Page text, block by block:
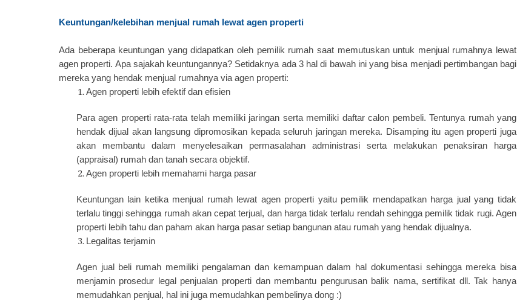
Keuntungan/kelebihan menjual rumah lewat agen properti
Ada beberapa keuntungan yang didapatkan oleh pemilik rumah saat memutuskan untuk menjual rumahnya lewat
agen properti. Apa sajakah keuntungannya? Setidaknya ada 3 hal di bawah ini yang bisa menjadi pertimbangan bagi
mereka yang hendak menjual rumahnya via agen properti:
Agen properti lebih efektif dan efisien
Para agen properti rata-rata telah memiliki jaringan serta memiliki daftar calon pembeli. Tentunya rumah yang
hendak dijual akan langsung dipromosikan kepada seluruh jaringan mereka. Disamping itu agen properti juga
akan membantu dalam menyelesaikan permasalahan administrasi serta melakukan penaksiran harga
(appraisal) rumah dan tanah secara objektif.
Agen properti lebih memahami harga pasar
Keuntungan lain ketika menjual rumah lewat agen properti yaitu pemilik mendapatkan harga jual yang tidak
terlalu tinggi sehingga rumah akan cepat terjual, dan harga tidak terlalu rendah sehingga pemilik tidak rugi. Agen
properti lebih tahu dan paham akan harga pasar setiap bangunan atau rumah yang hendak dijualnya.
Legalitas terjamin
Agen jual beli rumah memiliki pengalaman dan kemampuan dalam hal dokumentasi sehingga mereka bisa
menjamin prosedur legal penjualan properti dan membantu pengurusan balik nama, sertifikat dll. Tak hanya
memudahkan penjual, hal ini juga memudahkan pembelinya dong :)